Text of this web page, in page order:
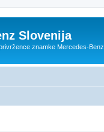
Slovenija
znamke Mercedes-Benz